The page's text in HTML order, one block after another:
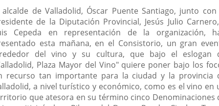
alcalde de Valladolid, Óscar Puente Santiago, junto
de la Diputación Provincial, Jesús Julio
Cepeda en representación de la organización,
esta mañana, en el Consistorio, un gran
del vino y su cultura, que bajo el eslogan
Plaza Mayor del Vino" quiere poner bajo los
recurso tan importante para la ciudad y la provincia
a nivel turístico y económico, como es el vino en
que atesora en su término cinco Denominaciones